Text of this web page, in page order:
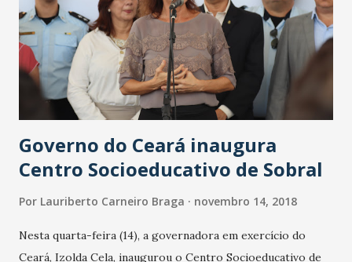
Governo do Ceará inaugura
Centro Socioeducativo de Sobral
Por Lauriberto Carneiro Braga novembro 14, 2018
Nesta quarta-feira (14), a governadora em exercício do
Ceará, Izolda Cela, inaugurou o Centro Socioeducativo de